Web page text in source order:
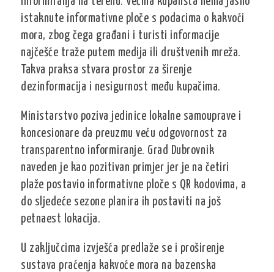
istaknute informativne ploče s podacima o kakvoći
mora, zbog čega građani i turisti informacije
najčešće traže putem medija ili društvenih mreža.
Takva praksa stvara prostor za širenje
dezinformacija i nesigurnost među kupačima.
Ministarstvo poziva jedinice lokalne samouprave i
koncesionare da preuzmu veću odgovornost za
transparentno informiranje. Grad Dubrovnik
naveden je kao pozitivan primjer jer je na četiri
plaže postavio informativne ploče s QR kodovima, a
do sljedeće sezone planira ih postaviti na još
petnaest lokacija.
U zaključcima izvješća predlaže se i proširenje
sustava praćenja kakvoće mora na bazenska